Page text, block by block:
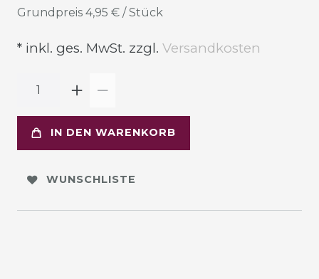
Grundpreis 4,95 € / Stück
* inkl. ges. MwSt. zzgl. Versandkosten
IN DEN WARENKORB
WUNSCHLISTE